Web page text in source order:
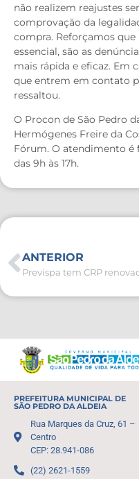
não realizem reajustes
comprovação da
compra. Reforçamos
essencial, são as
mais rápida e eficaz. Em
que entrem em contato
ressaltou.
O Procon de São Pedro
Hermógenes Freire da
Fórum. O atendimento é
das 9h às 17h.
ANTERIOR
PREFEITURA MUNICIPAL DE
SÃO PEDRO DA ALDEIA
Rua Marques da Cruz, 61 –
Centro
CEP: 28.941-086
(22) 2621-1559